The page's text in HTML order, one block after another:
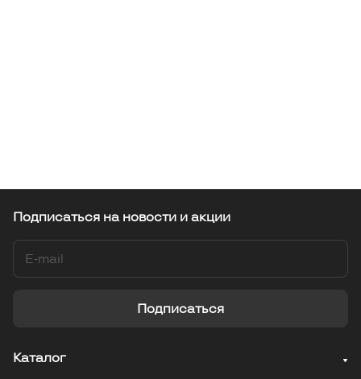
Подписаться на новости и акции
Подписаться
Каталог